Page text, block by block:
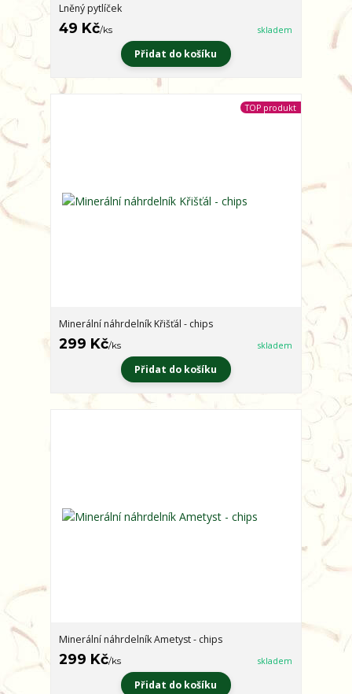
Lněný pytlíček
49 Kč/ks skladem
Přidat do košíku
TOP produkt
Minerální náhrdelník Křišťál - chips
299 Kč/ks skladem
Přidat do košíku
Minerální náhrdelník Ametyst - chips
299 Kč/ks skladem
Přidat do košíku